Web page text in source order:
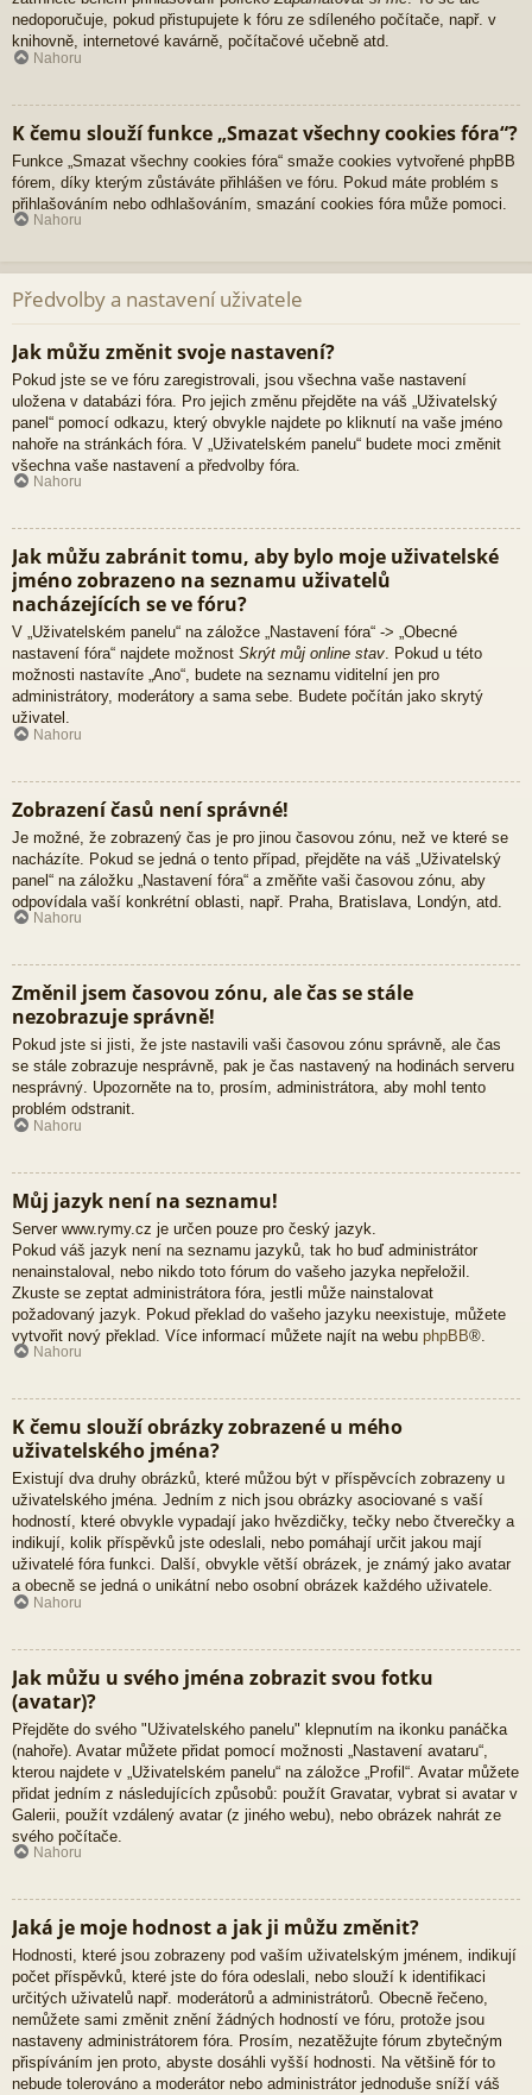
nedoporučuje, pokud přistupujete k fóru ze sdíleného počítače, např. v
knihovně, internetové kavárně, počítačové učebně atd.
Nahoru
K čemu slouží funkce „Smazat všechny cookies fóra“?
Funkce „Smazat všechny cookies fóra“ smaže cookies vytvořené phpBB
fórem, díky kterým zůstáváte přihlášen ve fóru. Pokud máte problém s
přihlašováním nebo odhlašováním, smazání cookies fóra může pomoci.
Nahoru
Předvolby a nastavení uživatele
Jak můžu změnit svoje nastavení?
Pokud jste se ve fóru zaregistrovali, jsou všechna vaše nastavení
uložena v databázi fóra. Pro jejich změnu přejděte na váš „Uživatelský
panel“ pomocí odkazu, který obvykle najdete po kliknutí na vaše jméno
nahoře na stránkách fóra. V „Uživatelském panelu“ budete moci změnit
všechna vaše nastavení a předvolby fóra.
Nahoru
Jak můžu zabránit tomu, aby bylo moje uživatelské
jméno zobrazeno na seznamu uživatelů
nacházejících se ve fóru?
V „Uživatelském panelu“ na záložce „Nastavení fóra“ -> „Obecné
nastavení fóra“ najdete možnost Skrýt můj online stav. Pokud u této
možnosti nastavíte „Ano“, budete na seznamu viditelní jen pro
administrátory, moderátory a sama sebe. Budete počítán jako skrytý
uživatel.
Nahoru
Zobrazení časů není správné!
Je možné, že zobrazený čas je pro jinou časovou zónu, než ve které se
nacházíte. Pokud se jedná o tento případ, přejděte na váš „Uživatelský
panel“ na záložku „Nastavení fóra“ a změňte vaši časovou zónu, aby
odpovídala vaší konkrétní oblasti, např. Praha, Bratislava, Londýn, atd.
Nahoru
Změnil jsem časovou zónu, ale čas se stále
nezobrazuje správně!
Pokud jste si jisti, že jste nastavili vaši časovou zónu správně, ale čas
se stále zobrazuje nesprávně, pak je čas nastavený na hodinách serveru
nesprávný. Upozorněte na to, prosím, administrátora, aby mohl tento
problém odstranit.
Nahoru
Můj jazyk není na seznamu!
Server www.rymy.cz je určen pouze pro český jazyk.
Pokud váš jazyk není na seznamu jazyků, tak ho buď administrátor
nenainstaloval, nebo nikdo toto fórum do vašeho jazyka nepřeložil.
Zkuste se zeptat administrátora fóra, jestli může nainstalovat
požadovaný jazyk. Pokud překlad do vašeho jazyku neexistuje, můžete
vytvořit nový překlad. Více informací můžete najít na webu phpBB®.
Nahoru
K čemu slouží obrázky zobrazené u mého
uživatelského jména?
Existují dva druhy obrázků, které můžou být v příspěvcích zobrazeny u
uživatelského jména. Jedním z nich jsou obrázky asociované s vaší
hodností, které obvykle vypadají jako hvězdičky, tečky nebo čtverečky a
indikují, kolik příspěvků jste odeslali, nebo pomáhají určit jakou mají
uživatelé fóra funkci. Další, obvykle větší obrázek, je známý jako avatar
a obecně se jedná o unikátní nebo osobní obrázek každého uživatele.
Nahoru
Jak můžu u svého jména zobrazit svou fotku
(avatar)?
Přejděte do svého "Uživatelského panelu" klepnutím na ikonku panáčka
(nahoře). Avatar můžete přidat pomocí možnosti „Nastavení avataru“,
kterou najdete v „Uživatelském panelu“ na záložce „Profil“. Avatar můžete
přidat jedním z následujících způsobů: použít Gravatar, vybrat si avatar v
Galerii, použít vzdálený avatar (z jiného webu), nebo obrázek nahrát ze
svého počítače.
Nahoru
Jaká je moje hodnost a jak ji můžu změnit?
Hodnosti, které jsou zobrazeny pod vaším uživatelským jménem, indikují
počet příspěvků, které jste do fóra odeslali, nebo slouží k identifikaci
určitých uživatelů např. moderátorů a administrátorů. Obecně řečeno,
nemůžete sami změnit znění žádných hodností ve fóru, protože jsou
nastaveny administrátorem fóra. Prosím, nezatěžujte fórum zbytečným
přispíváním jen proto, abyste dosáhli vyšší hodnosti. Na většině fór to
nebude tolerováno a moderátor nebo administrátor jednoduše sníží váš